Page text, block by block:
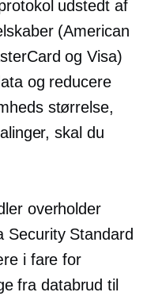
udstedt af
(American
og Visa)
og reducere
størrelse,
skal du
overholder
Security Standard
i fare for
fra databrud til